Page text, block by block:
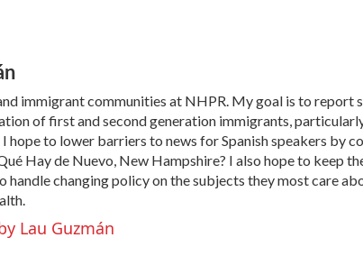
immigrant communities at NHPR. My goal is to report
of first and second generation immigrants,
hope to lower barriers to news for Spanish speakers by
Hay de Nuevo, New Hampshire? I also hope to keep
handle changing policy on the subjects they most care
Lau Guzmán